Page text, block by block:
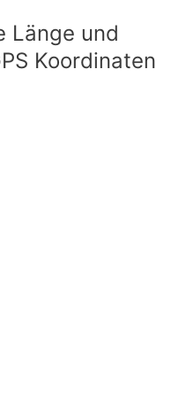
Länge und
Koordinaten